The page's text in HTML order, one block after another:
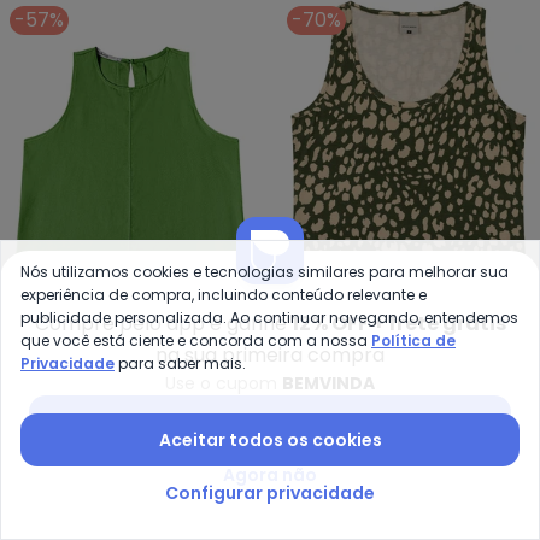
-57%
Endless - Regata Feminina
Regata Feminina Curta
Decote Redondo (Verde)
R$ 56,74R$ 134,99
-70%
(Verde Musgo)
R$ 23,97R$ 79,90
-83%
-76%
Compre pelo app e ganhe12% OFF + frete grátis
na sua primeira compra
Nós utilizamos cookies e tecnologias similares para melhorar sua
experiência de compra, incluindo conteúdo relevante e
publicidade personalizada. Ao continuar navegando, entendemos
que você está ciente e concorda com a nossa Política de
Privacidadepara saber mais.
Aceitar todos os cookies
Configurar privacidade